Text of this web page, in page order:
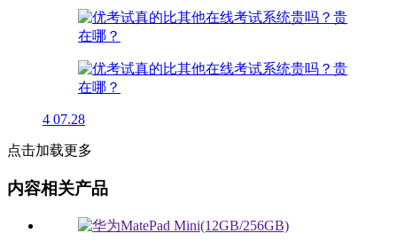
4 07.28
点击加载更多
内容相关产品